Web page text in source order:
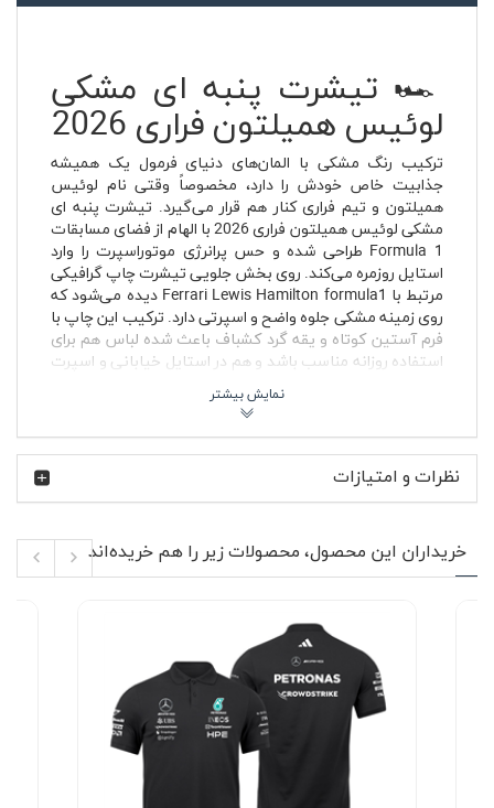
🏎️ تیشرت پنبه ای مشکی
لوئیس همیلتون فراری 2026
ترکیب رنگ مشکی با المان‌های دنیای فرمول یک همیشه
جذابیت خاص خودش را دارد، مخصوصاً وقتی نام لوئیس
همیلتون و تیم فراری کنار هم قرار می‌گیرد. تیشرت پنبه ای
مشکی لوئیس همیلتون فراری 2026 با الهام از فضای مسابقات
Formula 1 طراحی شده و حس پرانرژی موتوراسپرت را وارد
استایل روزمره می‌کند. روی بخش جلویی تیشرت چاپ گرافیکی
مرتبط با Ferrari Lewis Hamilton formula1 دیده می‌شود که
روی زمینه مشکی جلوه واضح و اسپرتی دارد. ترکیب این چاپ با
فرم آستین کوتاه و یقه گرد کشباف باعث شده لباس هم برای
استفاده روزانه مناسب باشد و هم در استایل خیابانی و اسپرت
ورود لوئیس همیلتون به فراری یکی از خبرهای مهم دنیای
مسابقات بود و برای طرفداران فرمول یک، ترکیب نام Ferrari و
Hamilton یادآور رقابت، سرعت و هیجان پیست است. تیشرت
فرهنگ موتوراسپرت را منتقل می‌کند؛ لباسی که برای طرفداران
فرمول یک طراحی شده و به‌راحتی با آیتم‌های مختلف استایل
زنانه و مردانه ست می‌شود.
🔥 ویژگی‌های محصول
پارچه پنبه ای نرم و تنفس پذیر مناسب استفاده روزمره
رنگ مشکی کاربردی با قابلیت ست شدن آسان با شلوار
جین و اسلش
چاپ گرافیکی فراری و لوئیس همیلتون روی بخش
جلوی تیشرت
یقه گرد کشباف با فرم راحت برای استفاده طولانی‌مدت
آستین کوتاه مناسب استایل اسپرت و چهار فصل
نظرات و امتیازات
خریداران این محصول، محصولات زیر را هم خریده‌اند